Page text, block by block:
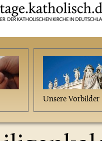
Unsere Vorbilder